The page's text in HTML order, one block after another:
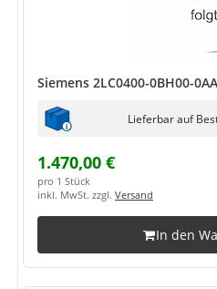
Siemens 2LC0400-0BH00-
Lieferbar auf
1.470,00 €
pro 1 Stück
inkl. MwSt. zzgl. Versand
In den